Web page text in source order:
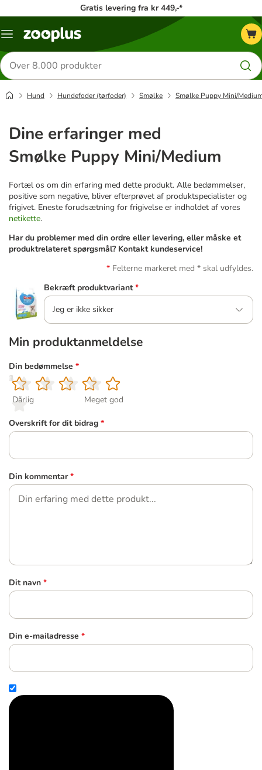
Gratis levering fra kr 449,-*
Menu
Søg
efter
produkter
Hund Hundefoder (tørfoder) Smølke Smølke Puppy Mini/
Dine erfaringer med
Smølke Puppy Mini/Medium
Fortæl os om din erfaring med dette produkt. Alle bedømmelser,
positive som negative, bliver efterprøvet af produktspecialister og
frigivet. Eneste forudsætning for frigivelse er indholdet af vores
netikette.
Har du problemer med din ordre eller levering, eller måske et
produktrelateret spørgsmål? Kontakt kundeservice!
Felterne markeret med * skal udfyldes.
Bekræft produktvariant *
Jeg er ikke sikker
Min produktanmeldelse
Din bedømmelse *
1
Dårlig
2
3
4
5
Meget god
Overskrift for dit bidrag *
Din kommentar *
Dit navn *
Din e-mailadresse *